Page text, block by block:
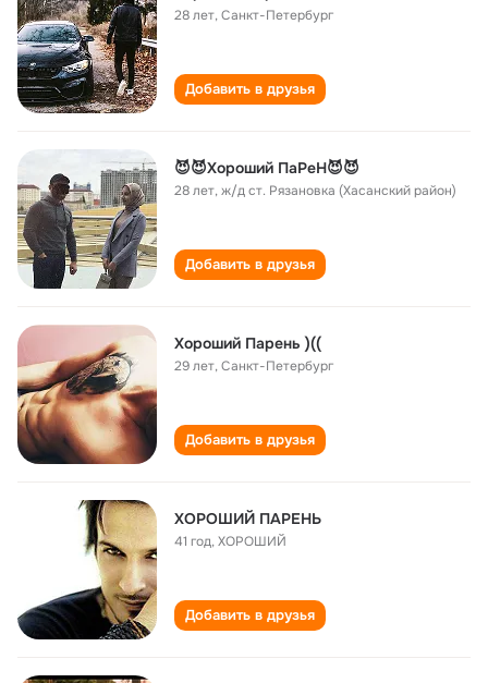
28 лет,Санкт-Петербург
Добавить в друзья
😈😈Хороший ПаРеН😈😈
28 лет,ж/д ст. Рязановка (Хасанский район)
Добавить в друзья
Хороший Парень )((
29 лет,Санкт-Петербург
Добавить в друзья
ХОРОШИЙ ПАРЕНЬ
41 год,ХОРОШИЙ
Добавить в друзья